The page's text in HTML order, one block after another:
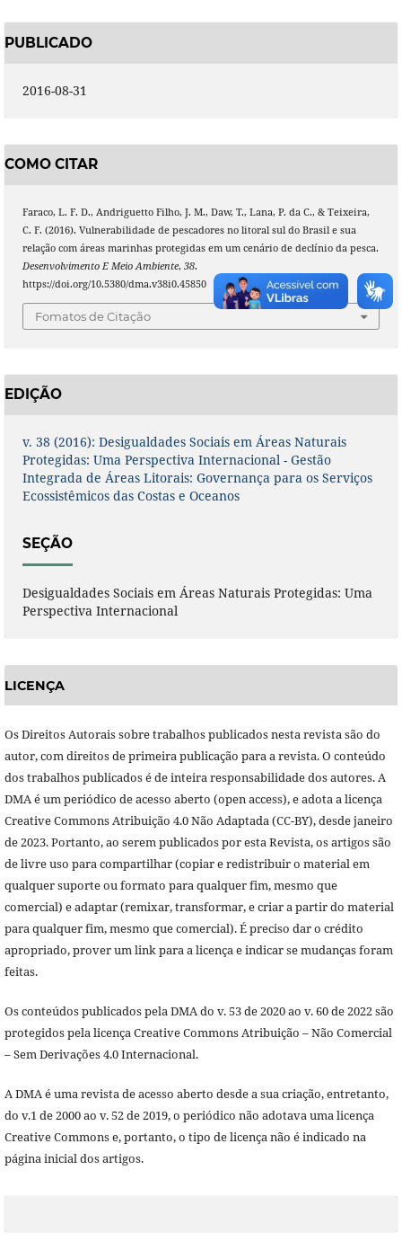
PUBLICADO
2016-08-31
COMO CITAR
Faraco, L. F. D., Andriguetto Filho, J. M., Daw, T., Lana, P. da C., & Teixeira,
C. F. (2016). Vulnerabilidade de pescadores no litoral sul do Brasil e sua
relação com áreas marinhas protegidas em um cenário de declínio da pesca.
Desenvolvimento E Meio Ambiente, 38.
https://doi.org/10.5380/dma.v38i0.45850
Fomatos de Citação
EDIÇÃO
v. 38 (2016): Desigualdades Sociais em Áreas Naturais
Protegidas: Uma Perspectiva Internacional - Gestão
Integrada de Áreas Litorais: Governança para os Serviços
Ecossistêmicos das Costas e Oceanos
SEÇÃO
Desigualdades Sociais em Áreas Naturais Protegidas: Uma
Perspectiva Internacional
LICENÇA
Os Direitos Autorais sobre trabalhos publicados nesta revista são do
autor, com direitos de primeira publicação para a revista. O conteúdo
dos trabalhos publicados é de inteira responsabilidade dos autores. A
DMA é um periódico de acesso aberto (open access), e adota a licença
Creative Commons Atribuição 4.0 Não Adaptada (CC-BY), desde janeiro
de 2023. Portanto, ao serem publicados por esta Revista, os artigos são
de livre uso para compartilhar (copiar e redistribuir o material em
qualquer suporte ou formato para qualquer fim, mesmo que
comercial) e adaptar (remixar, transformar, e criar a partir do material
para qualquer fim, mesmo que comercial). É preciso dar o crédito
apropriado, prover um link para a licença e indicar se mudanças foram
feitas.
Os conteúdos publicados pela DMA do v. 53 de 2020 ao v. 60 de 2022 são
protegidos pela licença Creative Commons Atribuição – Não Comercial
– Sem Derivações 4.0 Internacional.
A DMA é uma revista de acesso aberto desde a sua criação, entretanto,
do v.1 de 2000 ao v. 52 de 2019, o periódico não adotava uma licença
Creative Commons e, portanto, o tipo de licença não é indicado na
página inicial dos artigos.